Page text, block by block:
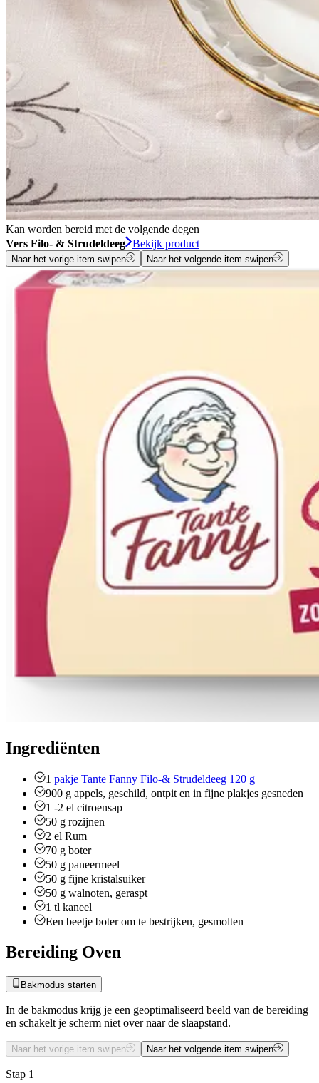
Kan worden bereid met de volgende degen
Vers Filo- & Strudeldeeg Bekijk product
Naar het vorige item swipen Naar het volgende item swipen
Ingrediënten
1 pakje Tante Fanny Filo-& Strudeldeeg 120 g
900 g appels, geschild, ontpit en in fijne plakjes gesneden
1 -2 el citroensap
50 g rozijnen
2 el Rum
70 g boter
50 g paneermeel
50 g fijne kristalsuiker
50 g walnoten, geraspt
1 tl kaneel
Een beetje boter om te bestrijken, gesmolten
Bereiding Oven
Bakmodus starten
In de bakmodus krijg je een geoptimaliseerd beeld van de bereiding
en schakelt je scherm niet over naar de slaapstand.
Naar het vorige item swipen Naar het volgende item swipen
Stap 1